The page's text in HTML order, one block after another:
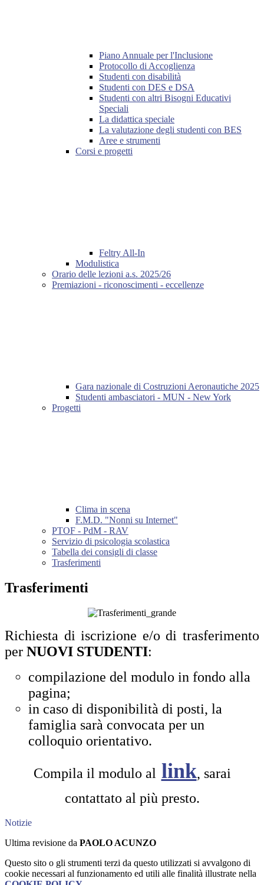
Piano Annuale per l'Inclusione
Protocollo di Accoglienza
Studenti con disabilità
Studenti con DES e DSA
Studenti con altri Bisogni Educativi
Speciali
La didattica speciale
La valutazione degli studenti con BES
Aree e strumenti
Corsi e progetti
Feltry All-In
Modulistica
Orario delle lezioni a.s. 2025/26
Premiazioni - riconoscimenti - eccellenze
Gara nazionale di Costruzioni Aeronautiche 2025
Studenti ambasciatori - MUN - New York
Progetti
Clima in scena
F.M.D. "Nonni su Internet"
PTOF - PdM - RAV
Servizio di psicologia scolastica
Tabella dei consigli di classe
Trasferimenti
Trasferimenti
Richiesta di iscrizione e/o di trasferimento
per NUOVI STUDENTI:
compilazione del modulo in fondo alla
pagina;
in caso di disponibilità di posti, la
famiglia sarà convocata per un
colloquio orientativo.
Compila il modulo al link, sarai
contattato al più presto.
Notizie
Ultima revisione da PAOLO ACUNZO
Questo sito o gli strumenti terzi da questo utilizzati si avvalgono di
cookie necessari al funzionamento ed utili alle finalità illustrate nella